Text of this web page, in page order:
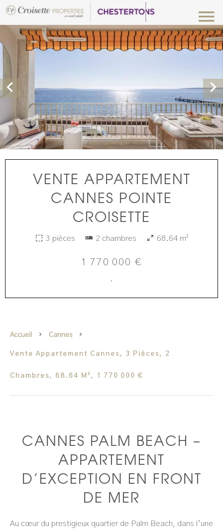
VENTE APPARTEMENT
CANNES POINTE
CROISETTE
3 pièces 2 chambres 68.64 m²
1 770 000 €
·
Accueil Cannes
Vente Appartement Cannes, 3 Pièces, 2
Chambres, 68.64 M², 1 770 000 €
CANNES PALM BEACH –
APPARTEMENT
D’EXCEPTION EN FRONT
DE MER
Au cœur du prestigieux quartier de Palm Beach, dans l’une